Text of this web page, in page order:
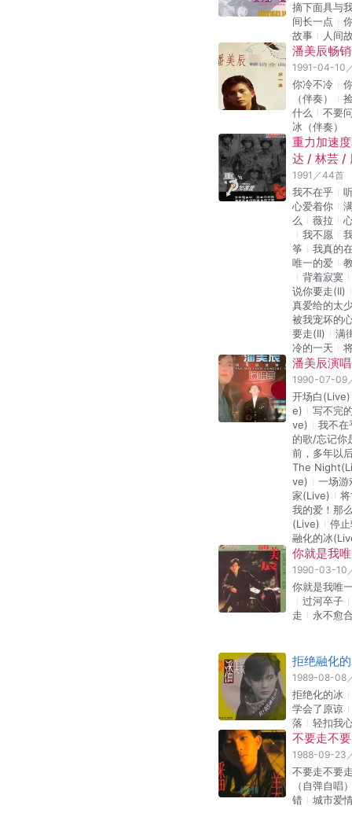
摘下面具与
间长一点
故事
人间
潘美辰畅
1991-04-10
你冷不冷
（伴奏）
什么
不要
冰（伴奏）
重力加速
达 / 林芸 /
1991 ／44首
我不在乎
心爱着你
么
薇拉
我不愿
筝
我真的
唯一的爱
背着寂寞
说你要走(II)
真爱给的太
被我宠坏的
要走(II)
满
冷的一天
潘美辰演
1990-07-09
开场白(Live)
e)
写不完
ve)
我不在
的歌/忘记你
前，多年以
The
ve)
一场游
家(Live)
我的爱！那
(Live)
停
融化的冰
你就是我
1990-03-10
你就是我唯
过河卒子
走
永不愈
拒绝融化
1989-08-08
拒绝化的冰
学会了原谅
落
轻扣我
不要走不
1988-09-23
不要走不要
（自弹自唱
错
城市爱